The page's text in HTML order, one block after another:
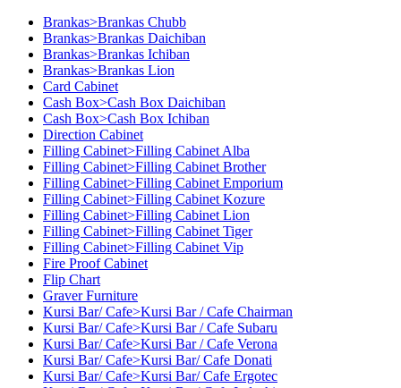
Brankas>Brankas Chubb
Brankas>Brankas Daichiban
Brankas>Brankas Ichiban
Brankas>Brankas Lion
Card Cabinet
Cash Box>Cash Box Daichiban
Cash Box>Cash Box Ichiban
Direction Cabinet
Filling Cabinet>Filling Cabinet Alba
Filling Cabinet>Filling Cabinet Brother
Filling Cabinet>Filling Cabinet Emporium
Filling Cabinet>Filling Cabinet Kozure
Filling Cabinet>Filling Cabinet Lion
Filling Cabinet>Filling Cabinet Tiger
Filling Cabinet>Filling Cabinet Vip
Fire Proof Cabinet
Flip Chart
Graver Furniture
Kursi Bar/ Cafe>Kursi Bar / Cafe Chairman
Kursi Bar/ Cafe>Kursi Bar / Cafe Subaru
Kursi Bar/ Cafe>Kursi Bar / Cafe Verona
Kursi Bar/ Cafe>Kursi Bar/ Cafe Donati
Kursi Bar/ Cafe>Kursi Bar/ Cafe Ergotec